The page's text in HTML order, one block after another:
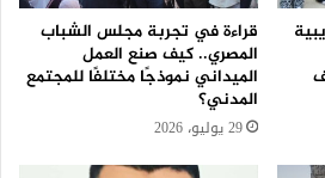
قراءة في تجربة مجلس الشباب
المصري.. كيف صنع العمل
الميداني نموذجًا مختلفًا للمجتمع
المدني؟
29 يوليو، 2026